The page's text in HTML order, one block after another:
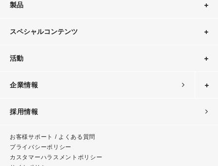
製品
スペシャルコンテンツ
活動
企業情報
採用情報
お客様サポート / よくある質問
プライバシーポリシー
カスタマーハラスメント ポリシー